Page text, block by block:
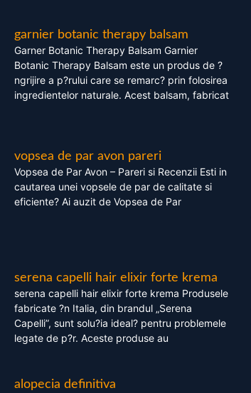
garnier botanic therapy balsam
Garner Botanic Therapy Balsam Garnier
Botanic Therapy Balsam este un produs de ?
ngrijire a p?rului care se remarc? prin folosirea
ingredientelor naturale. Acest balsam, fabricat
vopsea de par avon pareri
Vopsea de Par Avon – Pareri si Recenzii Esti in
cautarea unei vopsele de par de calitate si
eficiente? Ai auzit de Vopsea de Par
serena capelli hair elixir forte krema
serena capelli hair elixir forte krema Produsele
fabricate ?n Italia, din brandul „Serena
Capelli”, sunt solu?ia ideal? pentru problemele
legate de p?r. Aceste produse au
alopecia definitiva